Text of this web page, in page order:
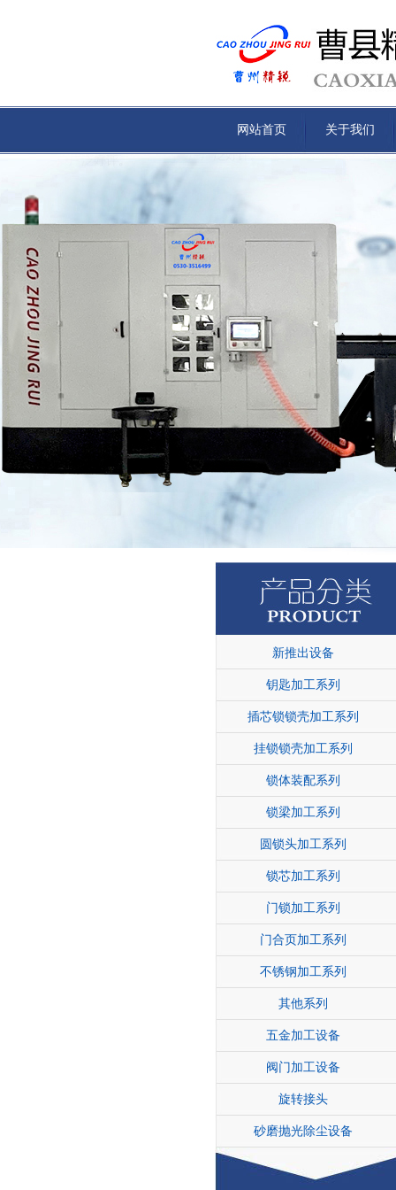
网站首页 关于我们
新推出设备
钥匙加工系列
插芯锁锁壳加工系列
挂锁锁壳加工系列
锁体装配系列
锁梁加工系列
圆锁头加工系列
锁芯加工系列
门锁加工系列
门合页加工系列
不锈钢加工系列
其他系列
五金加工设备
阀门加工设备
旋转接头
砂磨抛光除尘设备